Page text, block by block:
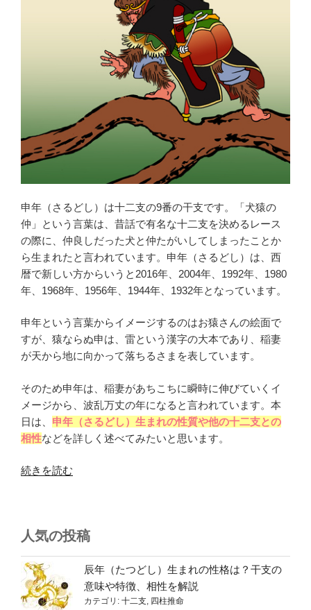
申年（さるどし）は十二支の9番の干支です。「犬猿の
仲」という言葉は、昔話で有名な十二支を決めるレース
の際に、仲良しだった犬と仲たがいしてしまったことか
ら生まれたと言われています。申年（さるどし）は、西
暦で新しい方からいうと2016年、2004年、1992年、1980
年、1968年、1956年、1944年、1932年となっています。
申年という言葉からイメージするのはお猿さんの絵面で
すが、猿ならぬ申は、雷という漢字の大本であり、稲妻
が天から地に向かって落ちるさまを表しています。
そのため申年は、稲妻があちこちに瞬時に伸びていくイ
メージから、波乱万丈の年になると言われています。本
日は、 申年（さるどし）生まれの性質や他の十二支との
相性などを詳しく述べてみたいと思います。
“申
ど
し）
生
ま
れ
続きを読む
人気の投稿
辰年（たつどし）生まれの性格は？干支の
意味や特徴、相性を解説
カテゴリ: 十二支, 四柱推命